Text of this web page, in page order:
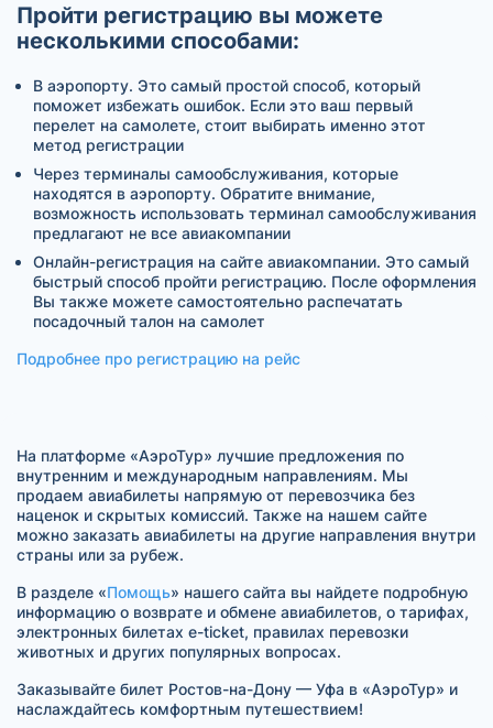
Пройти регистрацию вы можете
несколькими способами:
В аэропорту. Это самый простой способ, который
поможет избежать ошибок. Если это ваш первый
перелет на самолете, стоит выбирать именно этот
метод регистрации
Через терминалы самообслуживания, которые
находятся в аэропорту. Обратите внимание,
возможность использовать терминал самообслуживания
предлагают не все авиакомпании
Онлайн-регистрация на сайте авиакомпании. Это самый
быстрый способ пройти регистрацию. После оформления
Вы также можете самостоятельно распечатать
посадочный талон на самолет
Подробнее про регистрацию на рейс
На платформе «АэроТур» лучшие предложения по
внутренним и международным направлениям. Мы
продаем авиабилеты напрямую от перевозчика без
наценок и скрытых комиссий. Также на нашем сайте
можно заказать авиабилеты на другие направления внутри
страны или за рубеж.
В разделе «Помощь» нашего сайта вы найдете подробную
информацию о возврате и обмене авиабилетов, о тарифах,
электронных билетах e-ticket, правилах перевозки
животных и других популярных вопросах.
Заказывайте билет Ростов-на-Дону — Уфа в «АэроТур» и
наслаждайтесь комфортным путешествием!